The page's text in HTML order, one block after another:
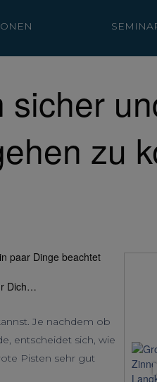
sicher
zu
paar Dinge beachtet
Dich…
Je nachdem ob
entscheidet sich, wie
Pisten sehr gut